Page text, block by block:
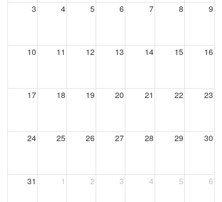
3 4 5 6 7 8 9
10 11 12 13 14 15 16
17 18 19 20 21 22 23
24 25 26 27 28 29 30
31 1 2 3 4 5 6